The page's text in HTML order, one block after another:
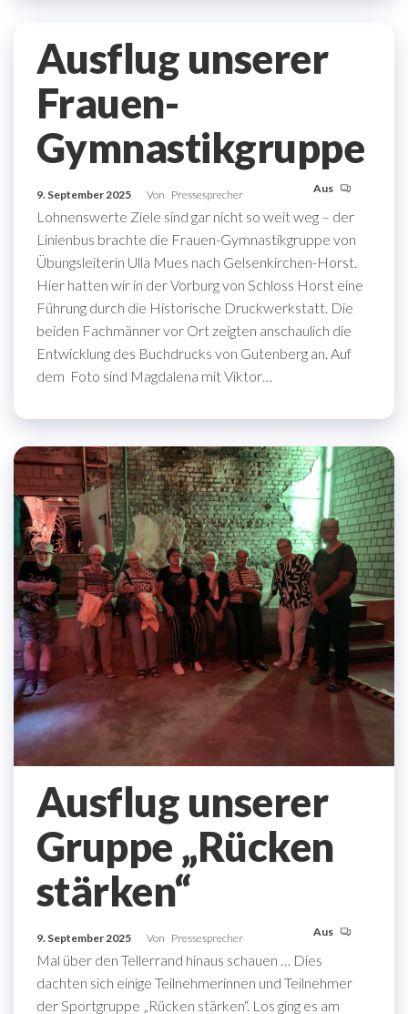
Ausflug unserer
Frauen-
Gymnastikgruppe
9. September 2025 Von Pressesprecher Aus
Lohnenswerte Ziele sind gar nicht so weit weg – der
Linienbus brachte die Frauen-Gymnastikgruppe von
Übungsleiterin Ulla Mues nach Gelsenkirchen-Horst.
Hier hatten wir in der Vorburg von Schloss Horst eine
Führung durch die Historische Druckwerkstatt. Die
beiden Fachmänner vor Ort zeigten anschaulich die
Entwicklung des Buchdrucks von Gutenberg an. Auf
dem Foto sind Magdalena mit Viktor…
Ausflug unserer
Gruppe „Rücken
stärken“
9. September 2025 Von Pressesprecher Aus
Mal über den Tellerrand hinaus schauen … Dies
dachten sich einige Teilnehmerinnen und Teilnehmer
der Sportgruppe „Rücken stärken“. Los ging es am